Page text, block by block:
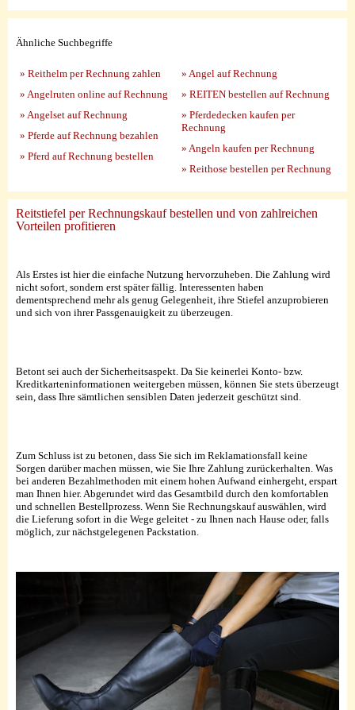
Ähnliche Suchbegriffe
» Reithelm per Rechnung zahlen
» Angelruten online auf Rechnung
» Angelset auf Rechnung
» Pferde auf Rechnung bezahlen
» Pferd auf Rechnung bestellen
» Angel auf Rechnung
» REITEN bestellen auf Rechnung
» Pferdedecken kaufen per
Rechnung
» Angeln kaufen per Rechnung
» Reithose bestellen per Rechnung
Reitstiefel per Rechnungskauf bestellen und von zahlreichen
Vorteilen profitieren
Als Erstes ist hier die einfache Nutzung hervorzuheben. Die Zahlung wird
nicht sofort, sondern erst später fällig. Interessenten haben
dementsprechend mehr als genug Gelegenheit, ihre Stiefel anzuprobieren
und sich von ihrer Passgenauigkeit zu überzeugen.
Betont sei auch der Sicherheitsaspekt. Da Sie keinerlei Konto- bzw.
Kreditkarteninformationen weitergeben müssen, können Sie stets überzeugt
sein, dass Ihre sämtlichen sensiblen Daten jederzeit geschützt sind.
Zum Schluss ist zu betonen, dass Sie sich im Reklamationsfall keine
Sorgen darüber machen müssen, wie Sie Ihre Zahlung zurückerhalten. Was
bei anderen Bezahlmethoden mit einem hohen Aufwand einhergeht, erspart
man Ihnen hier. Abgerundet wird das Gesamtbild durch den komfortablen
und schnellen Bestellprozess. Wenn Sie Rechnungskauf auswählen, wird
die Lieferung sofort in die Wege geleitet - zu Ihnen nach Hause oder, falls
möglich, zur nächstgelegenen Packstation.